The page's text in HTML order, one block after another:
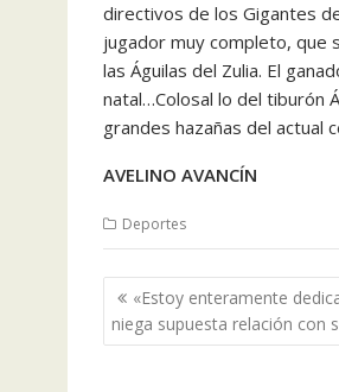
directivos de los Gigantes
jugador muy completo, que
las Águilas del Zulia. El
natal…Colosal lo del tiburón
grandes hazañas del
AVELINO AVANCÍN
Deportes
Navegación
de
entradas
«Estoy enteramente
niega supuesta relación con